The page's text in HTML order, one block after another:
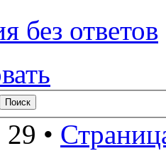
без ответов
•